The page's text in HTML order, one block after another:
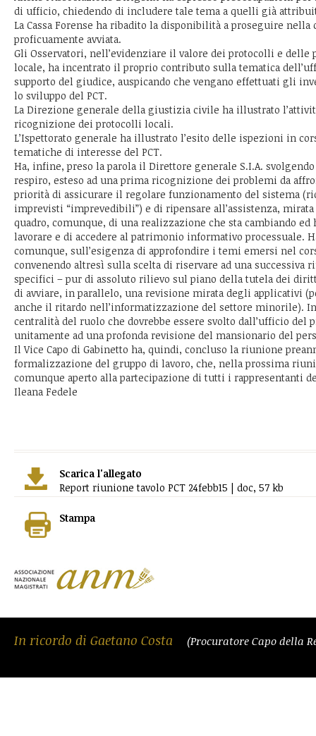
di ufficio, chiedendo di includere tale tema a quelli già
La Cassa Forense ha ribadito la disponibilità a proseguire nella
proficuamente avviata.
Gli Osservatori, nell’evidenziare il valore dei protocolli e delle
locale, ha incentrato il proprio contributo sulla tematica
supporto del giudice, auspicando che vengano effettuati gli
lo sviluppo del PCT.
La Direzione generale della giustizia civile ha illustrato
ricognizione dei protocolli locali.
L’Ispettorato generale ha illustrato l’esito delle ispezioni in
tematiche di interesse del PCT.
Ha, infine, preso la parola il Direttore generale S.I.A.
respiro, esteso ad una prima ricognizione dei problemi da
priorità di assicurare il regolare funzionamento del sistema
imprevisti “imprevedibili”) e di ripensare all’assistenza,
quadro, comunque, di una realizzazione che sta cambiando
lavorare e di accedere al patrimonio informativo processuale.
comunque, sull’esigenza di approfondire i temi emersi nel
convenendo altresì sulla scelta di riservare ad una successiva
specifici – pur di assoluto rilievo sul piano della tutela dei
di avviare, in parallelo, una revisione mirata degli applicativi
anche il ritardo nell’informatizzazione del settore minorile).
centralità del ruolo che dovrebbe essere svolto dall’ufficio del
unitamente ad una profonda revisione del mansionario del
Il Vice Capo di Gabinetto ha, quindi, concluso la riunione
formalizzazione del gruppo di lavoro, che, nella prossima
comunque aperto alla partecipazione di tutti i rappresentanti
Ileana Fedele
Scarica l'allegato
Report riunione tavolo PCT 24febb15 | doc, 57 kb
Stampa
In ricordo di Gaetano Costa (Procuratore Capo della